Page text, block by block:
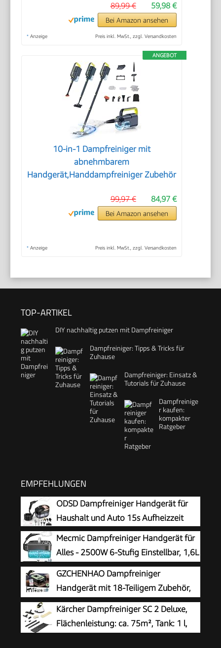
59,98 €
89,99 €
Bei Amazon ansehen
* Anzeige Preis inkl. MwSt., zzgl. Versandkosten
ANGEBOT
10-in-1 Dampfreiniger mit
abnehmbarem
Handgerät,Handdampfreiniger Zubehör
84,97 €
99,97 €
Bei Amazon ansehen
* Anzeige Preis inkl. MwSt., zzgl. Versandkosten
TOP-ARTIKEL
DIY nachhaltig putzen mit Dampfreiniger
Dampfreiniger: Tipps & Tricks für
Zuhause
Dampfreiniger: Einsatz &
Tutorials für Zuhause
Dampfreinige
r kaufen:
kompakter
Ratgeber
EMPFEHLUNGEN
ODSD Dampfreiniger Handgerät für
Haushalt und Auto 15s Aufheizzeit
Mecmic Dampfreiniger Handgerät für
Alles - 2500W 6-Stufig Einstellbar, 1,6L
Wassertank, 120 °C Dampf, 15s
Aufheizzeit, Tragbar mit 10 Zubehörteilen,
Dampfreinigung für Boden,
Polstermöbel,Fenster,Auto
GZCHENHAO Dampfreiniger
Handgerät mit 18-Teiligem Zubehör,
2500W & 9s Turbo-Dampf mit 5 BAR
Druck – 99,99% Reinigung & 100%
Natürlich,Steam Cleaner für Boden, Küche, Bad,
Kärcher Dampfreiniger SC 2 Deluxe,
Flächenleistung: ca. 75m², Tank: 1 l,